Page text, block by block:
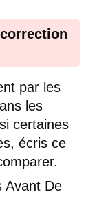
par les
les
certaines
écris ce
Avant De